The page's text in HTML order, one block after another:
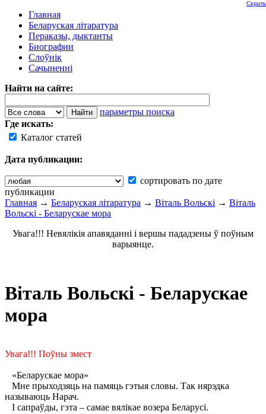
Главная
Беларуская літаратура
Пераказы, дыктанты
Биографии
Слоўнік
Сачыненні
Найти на сайте:
параметры поиска
Где искать:
Каталог статей
Дата публикации:
сортировать по дате
публикации
Скрыть
Главная → Беларуская літаратура → Віталь Вольскі → Віталь
Вольскі - Беларускае мора
Увага!!! Невялікія апавяданні і вершы пададзены ў поўным
варыянце.
Віталь Вольскі - Беларускае
мора
Увага!!! Поўны змест
«Беларускае мора»
Мне прыходзяць на памяць гэтыя словы. Так нярэдка
называюць Нарач.
I сапраўды, гэта – самае вялікае возера Беларусі.